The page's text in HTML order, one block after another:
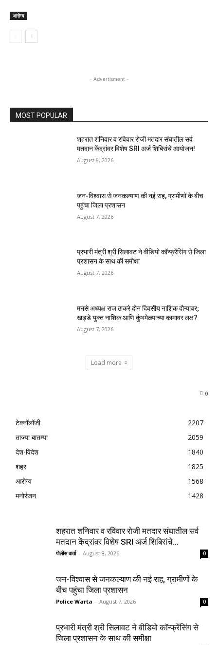
आरोग्य
- Advertisment -
MOST POPULAR
शहरात शनिवार व रविवार रोजी मतदार संघातील सर्व
मतदान केंद्रांवर विशेष SRI अर्ज शिबिरांचे आयोजन!
August 8, 2026
जन-विश्वास से जनकल्याण की नई राह, ग्रामीणों के बीच
पहुंचा जिला प्रशासन
August 7, 2026
प्रभारी मंत्री श्री सिलावट ने वीडियो कॉन्फ्रेंसिंग से जिला
प्रशासन के साथ की समीक्षा
August 7, 2026
मनसे अध्यक्ष राज ठाकरे दोन दिवसीय नाशिक दौऱ्यावर;
खड्डे युक्त नाशिक आणि कुंभमेळ्याच्या कामावर लक्ष?
August 7, 2026
Load more
0
टेक्नॉलॉजी
2207
ताज्या बातम्या
2059
देश-विदेश
1840
शहर
1825
आरोग्य
1568
मनोरंजन
1428
शहरात शनिवार व रविवार रोजी मतदार संघातील सर्व
मतदान केंद्रांवर विशेष SRI अर्ज शिबिरांचे...
पोलीस वार्ता - August 8, 2026 0
जन-विश्वास से जनकल्याण की नई राह, ग्रामीणों के
बीच पहुंचा जिला प्रशासन
Police Warta - August 7, 2026 0
प्रभारी मंत्री श्री सिलावट ने वीडियो कॉन्फ्रेंसिंग से
जिला प्रशासन के साथ की समीक्षा